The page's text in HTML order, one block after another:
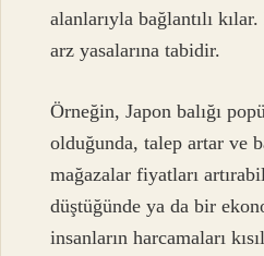
alanlarıyla bağlantılı
arz yasalarına tabidir.
Örneğin, Japon balığı
olduğunda, talep artar ve
mağazalar fiyatları
düştüğünde ya da bir
insanların harcamaları